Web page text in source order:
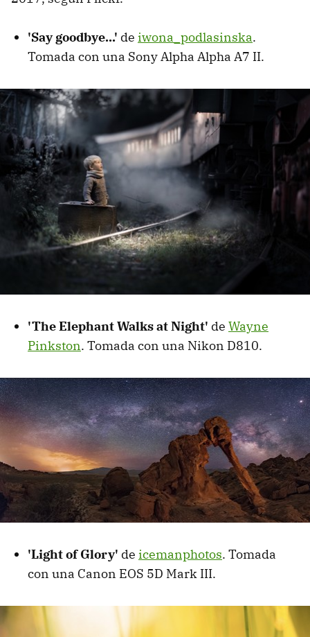
'Say goodbye...' de iwona_podlasinska.
Tomada con una Sony Alpha Alpha A7 II.
'The Elephant Walks at Night' de Wayne
Pinkston. Tomada con una Nikon D810.
'Light of Glory' de icemanphotos. Tomada
con una Canon EOS 5D Mark III.